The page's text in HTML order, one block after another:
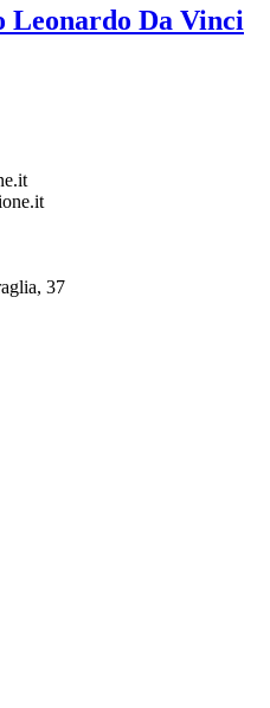
Leonardo Da Vinci
37